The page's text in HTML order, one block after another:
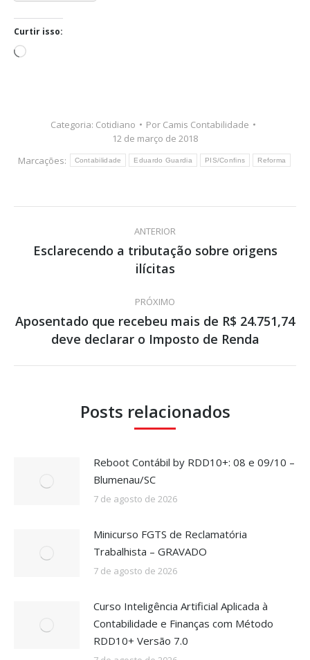
Curtir isso:
Carregando...
Categoria: Cotidiano Por Camis Contabilidade
12 de março de 2018
Marcações:
Contabilidade Eduardo Guardia PIS/Confins Reforma
Navegação
de
ANTERIOR
Post
anterior:
Esclarecendo a tributação sobre origens
ilícitas
PRÓXIMO
Próximo
post:
Aposentado que recebeu mais de R$ 24.751,74
deve declarar o Imposto de Renda
Posts relacionados
Reboot Contábil by RDD10+: 08 e 09/10 –
Blumenau/SC
7 de agosto de 2026
Minicurso FGTS de Reclamatória
Trabalhista – GRAVADO
7 de agosto de 2026
Curso Inteligência Artificial Aplicada à
Contabilidade e Finanças com Método
RDD10+ Versão 7.0